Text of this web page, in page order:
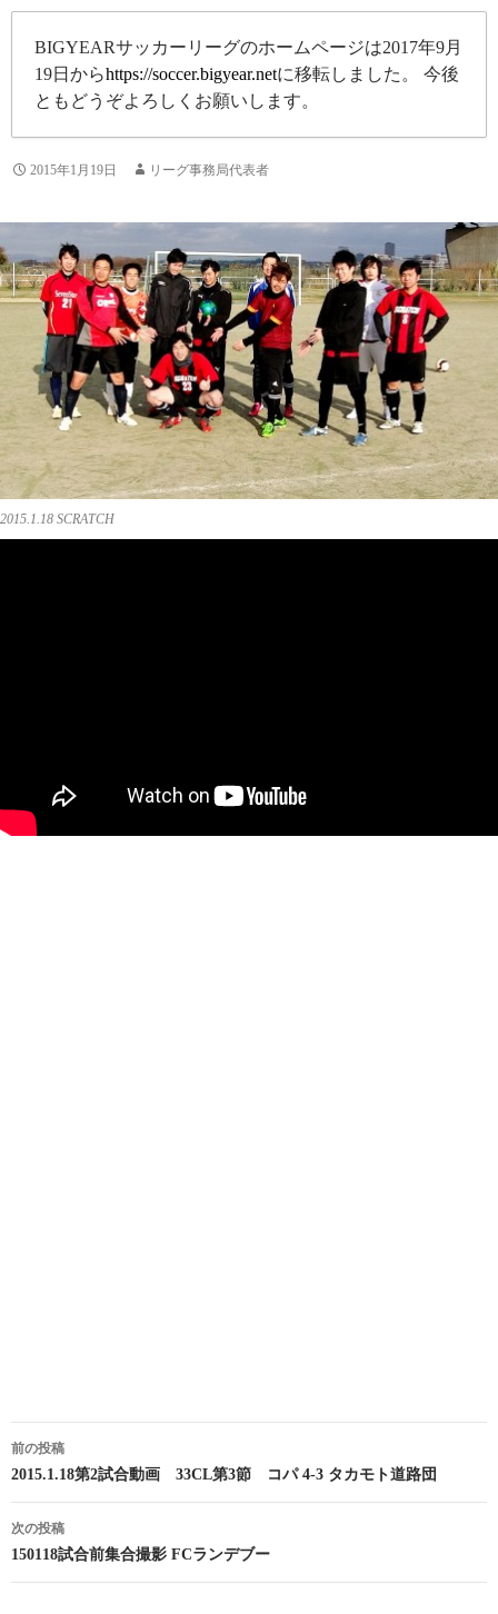
BIGYEARサッカーリーグのホームページは2017年9月
19日からhttps://soccer.bigyear.netに移転しました。 今後
ともどうぞよろしくお願いします。
2015年1月19日 リーグ事務局代表者
2015.1.18 SCRATCH
投
稿
ナ
ビ
前の投稿
2015.1.18第2試合動画 33CL第3節 コパ 4-3 タカモト道路団
次の投稿
150118試合前集合撮影 FCランデブー